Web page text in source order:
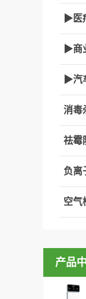
▶医
▶商
▶汽
消毒
祛霉
负离
空气
产品